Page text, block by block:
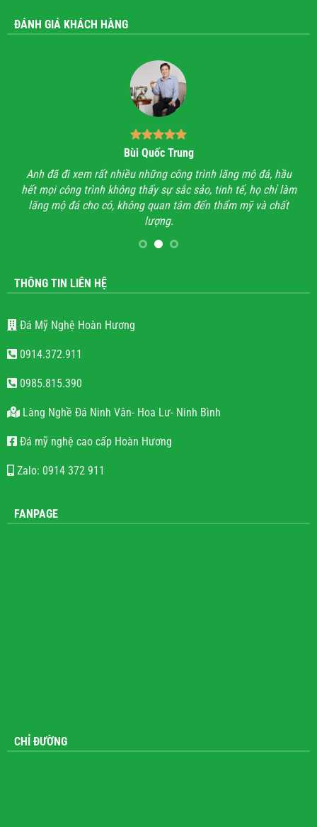
ĐÁNH GIÁ KHÁCH HÀNG
Bùi Quốc Trung
Anh đã đi xem rất nhiều những công trình lăng mộ đá, hầu
hết mọi công trình không thấy sự sắc sảo, tinh tế, họ chỉ làm
lăng mộ đá cho có, không quan tâm đến thẩm mỹ và chất
lượng.
THÔNG TIN LIÊN HỆ
Đá Mỹ Nghệ Hoàn Hương
0914.372.911
0985.815.390
Làng Nghề Đá Ninh Vân- Hoa Lư- Ninh Bình
Đá mỹ nghệ cao cấp Hoàn Hương
Zalo: 0914 372 911
FANPAGE
CHỈ ĐƯỜNG